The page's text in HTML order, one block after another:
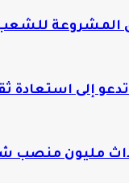
المشروعة
تدعو إلى
مليون منصب